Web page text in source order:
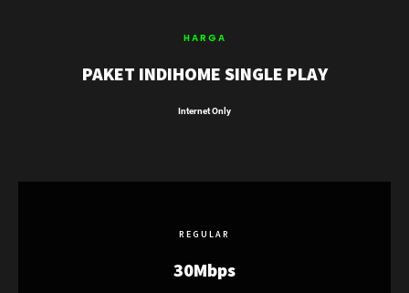
HARGA
PAKET INDIHOME SINGLE PLAY
Internet Only
REGULAR
30Mbps